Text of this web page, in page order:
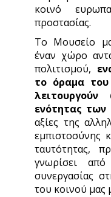
κοινό
προστασίας.
Το Μουσείο
έναν χώρο
πολιτισμού,
το όραμα
ενότητας
αξίες της
εμπιστοσύνης
ταυτότητας,
γνωρίσει
συνεργασίας
του κοινού μας